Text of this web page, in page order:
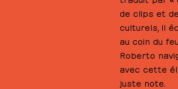
de clips et
culturels, il
au coin du
Roberto
avec cette
juste note.